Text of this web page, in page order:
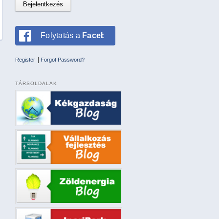
Folytatás a Facebookkal
Register Forgot Password?
TÁRSOLDALAK